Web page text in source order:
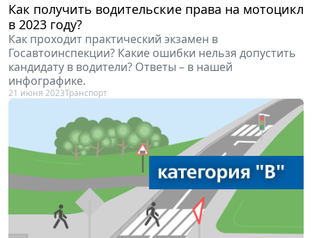
Как получить водительские права на мотоцикл
в 2023 году?
Как проходит практический экзамен в
Госавтоинспекции? Какие ошибки нельзя допустить
кандидату в водители? Ответы – в нашей
инфографике.
21 июня 2023Транспорт